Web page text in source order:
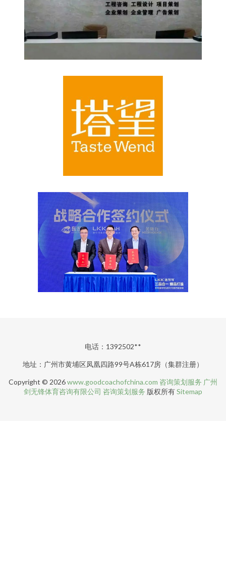
电话：1392502**
地址：广州市黄埔区凤凰四路99号A栋617房（集群注册）
Copyright © 2026www.goodcoachofchina.com 咨询策划服务 广州
剑无锋体育咨询有限公司 咨询策划服务 版权所有Sitemap